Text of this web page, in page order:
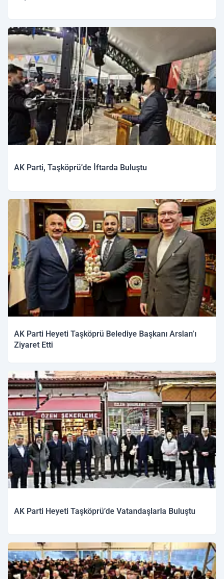
AK Parti, Taşköprü’de İftarda Buluştu
AK Parti Heyeti Taşköprü Belediye Başkanı Arslan’ı
Ziyaret Etti
AK Parti Heyeti Taşköprü’de Vatandaşlarla Buluştu